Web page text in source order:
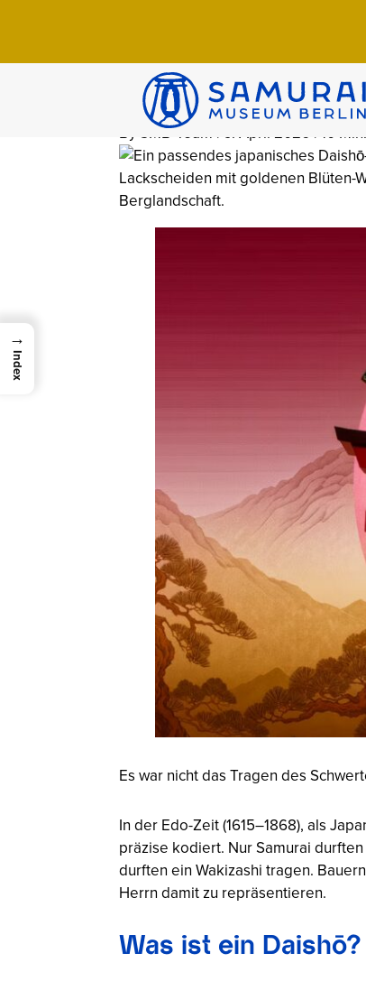
Daishō:
und
By SMB-Team | 9. April 2026 | 10
Es war nicht das Tragen des
In der Edo-Zeit (1615–1868), als
präzise kodiert. Nur Samurai
durften ein Wakizashi tragen.
Herrn damit zu repräsentieren.
Was ist ein Daishō?
→
Index